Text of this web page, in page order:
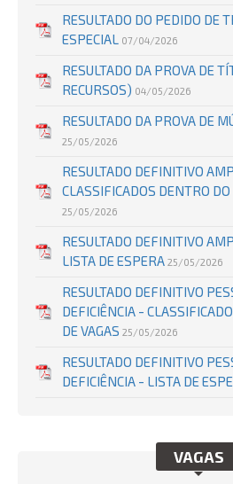
RESULTADO DO PEDIDO DE
ESPECIAL 07/04/2026
RESULTADO DA PROVA DE
RECURSOS) 04/05/2026
RESULTADO DA PROVA DE
25/05/2026
RESULTADO DEFINITIVO
CLASSIFICADOS DENTRO
25/05/2026
RESULTADO DEFINITIVO
LISTA DE ESPERA 25/05/2026
RESULTADO DEFINITIVO
DEFICIÊNCIA -
DE VAGAS 25/05/2026
RESULTADO DEFINITIVO
DEFICIÊNCIA - LISTA DE
VAGAS